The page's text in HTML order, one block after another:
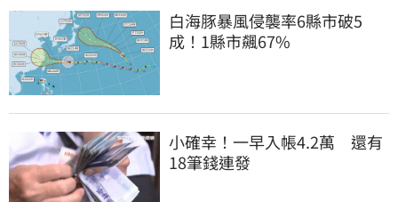
白海豚暴風侵襲率6縣市破5
成！1縣市飆67%
小確幸！一早入帳4.2萬　還有
18筆錢連發